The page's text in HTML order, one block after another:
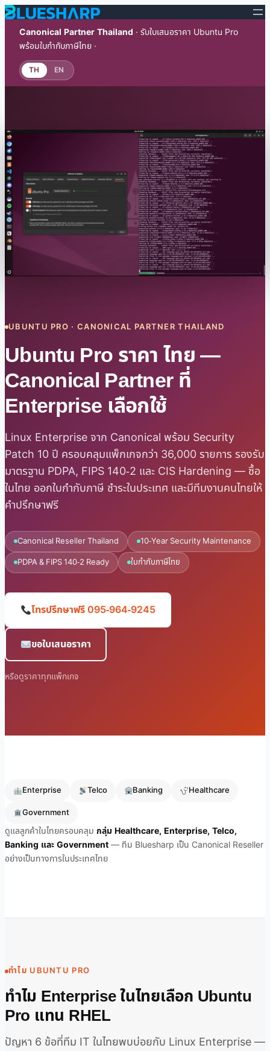
Canonical Partner Thailand · รับใบเสนอราคา Ubuntu Pro
พร้อมใบกำกับภาษีไทย ·
TH EN
UBUNTU PRO · CANONICAL PARTNER THAILAND
Ubuntu Pro ราคา ไทย —
Canonical Partner ที่
Enterprise เลือกใช้
Linux Enterprise จาก Canonical พร้อม Security
Patch 10 ปี ครอบคลุมแพ็กเกจกว่า 36,000 รายการ รองรับ
มาตรฐาน PDPA, FIPS 140-2 และ CIS Hardening — ซื้อ
ในไทย ออกใบกำกับภาษี ชำระในประเทศ และมีทีมงานคนไทยให้
คำปรึกษาฟรี
Canonical Reseller Thailand
10-Year Security Maintenance
PDPA & FIPS 140-2 Ready
ใบกำกับภาษีไทย
โทรปรึกษาฟรี 095-964-9245
ขอใบเสนอราคา
หรือดูราคาทุกแพ็กเกจ
Enterprise Telco Banking
Healthcare
Government
ดูแลลูกค้าในไทยครอบคลุม กลุ่ม Healthcare, Enterprise, Telco,
Banking และ Government— ทีม Bluesharp เป็น Canonical Reseller
อย่างเป็นทางการในประเทศไทย
ทำไม UBUNTU PRO
ทำไม Enterprise ในไทยเลือก Ubuntu
Pro แทน RHEL
ปัญหา 6 ข้อที่ทีม IT ในไทยพบบ่อยกับ Linux Enterprise —